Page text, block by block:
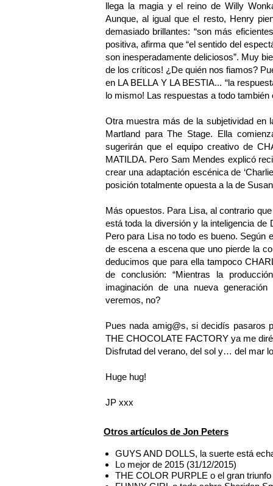
llega la magia y el reino de Willy
Aunque, al igual que el resto, Henry
demasiado brillantes: “son más
positiva, afirma que “el sentido del
son inesperadamente deliciosos”. Muy
de los críticos! ¿De quién nos fiamos?
en LA BELLA Y LA BESTIA... “la
lo mismo! Las respuestas a todo
Otra muestra más de la subjetividad en
Martland para The Stage. Ella
sugerirán que el equipo creativo de
MATILDA. Pero Sam Mendes explicó
crear una adaptación escénica de
posición totalmente opuesta a la de
Más opuestos. Para Lisa, al contrario
está toda la diversión y la inteligencia
Pero para Lisa no todo es bueno. Según
de escena a escena que uno pierde la
deducimos que para ella tampoco
de conclusión: “Mientras la
imaginación de una nueva
veremos, no?
Pues nada amig@s, si decidís pasaros
THE CHOCOLATE FACTORY ya me
Disfrutad del verano, del sol y… del mar
Huge hug!
JP xxx
Otros artículos de Jon Peters
GUYS AND DOLLS, la suerte está
Lo mejor de 2015 (31/12/2015)
THE COLOR PURPLE o el gran